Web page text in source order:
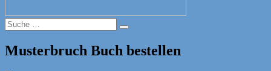
Suche
nach:
Suche
Musterbruch Buch bestellen